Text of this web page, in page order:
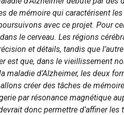
de mémoire qui caractérisent
avec ce projet. Pour
le cerveau. Les régions
et détails, tandis que
est que, dans le vieillissement
maladie d’Alzheimer, les deux
créer des tâches de
par résonance magnétique
donc permettre d’affiner